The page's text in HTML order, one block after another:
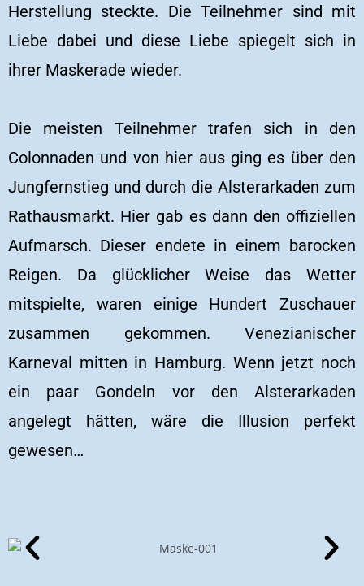
Herstellung steckte. Die Teilnehmer sind mit
Liebe dabei und diese Liebe spiegelt sich in
ihrer Maskerade wieder.
Die meisten Teilnehmer trafen sich in den
Colonnaden und von hier aus ging es über den
Jungfernstieg und durch die Alsterarkaden zum
Rathausmarkt. Hier gab es dann den offiziellen
Aufmarsch. Dieser endete in einem barocken
Reigen. Da glücklicher Weise das Wetter
mitspielte, waren einige Hundert Zuschauer
zusammen gekommen. Venezianischer
Karneval mitten in Hamburg. Wenn jetzt noch
ein paar Gondeln vor den Alsterarkaden
angelegt hätten, wäre die Illusion perfekt
gewesen…